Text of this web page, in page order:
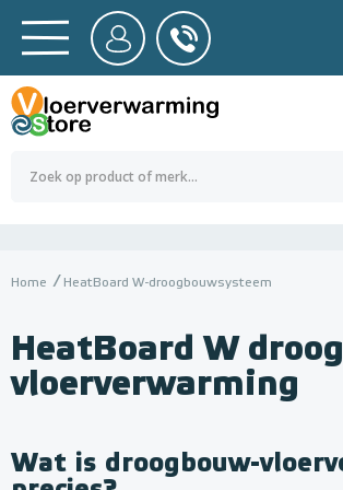
BTW
0,00
Home HeatBoard W-droogbouwsysteem
HeatBoard W
vloerverwarming
Wat is droogbouw-